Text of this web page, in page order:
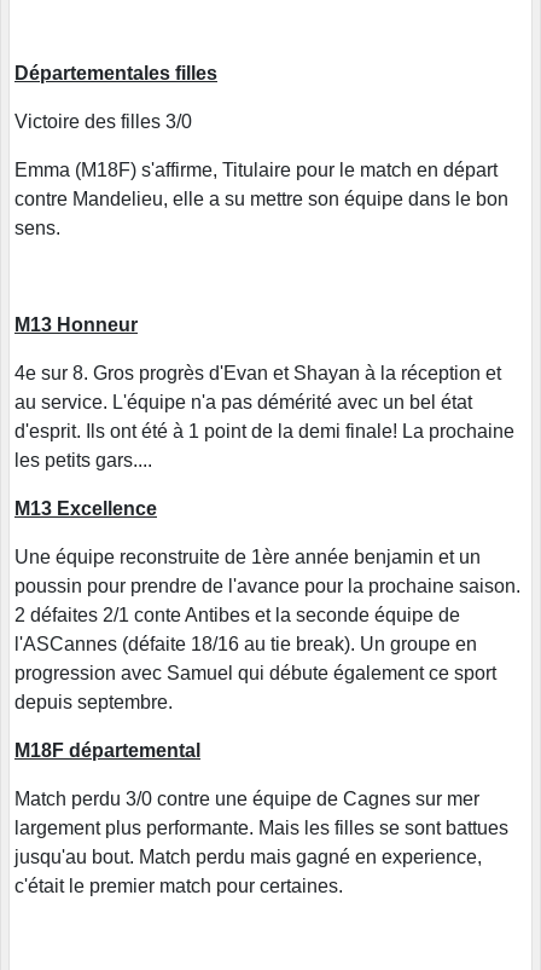
Départementales filles
Victoire des filles 3/0
Emma (M18F) s'affirme, Titulaire pour le match en départ
contre Mandelieu, elle a su mettre son équipe dans le bon
sens.
M13 Honneur
4e sur 8. Gros progrès d'Evan et Shayan à la réception et
au service. L'équipe n'a pas démérité avec un bel état
d'esprit. Ils ont été à 1 point de la demi finale! La prochaine
les petits gars....
M13 Excellence
Une équipe reconstruite de 1ère année benjamin et un
poussin pour prendre de l'avance pour la prochaine saison.
2 défaites 2/1 conte Antibes et la seconde équipe de
l'ASCannes (défaite 18/16 au tie break). Un groupe en
progression avec Samuel qui débute également ce sport
depuis septembre.
M18F départemental
Match perdu 3/0 contre une équipe de Cagnes sur mer
largement plus performante. Mais les filles se sont battues
jusqu'au bout. Match perdu mais gagné en experience,
c'était le premier match pour certaines.